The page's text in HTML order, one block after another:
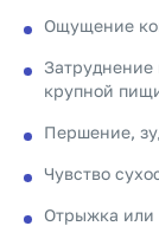
Ощущение
Затруднение
крупной
Першение,
Чувство
Отрыжка или